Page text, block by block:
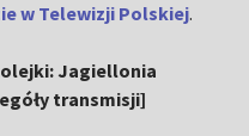
w Telewizji Polskiej.
Jagiellonia
transmisji]